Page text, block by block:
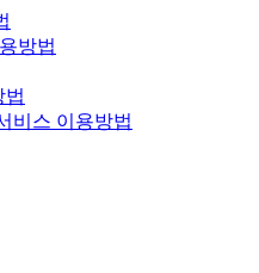
방법
법
비스 이용방법